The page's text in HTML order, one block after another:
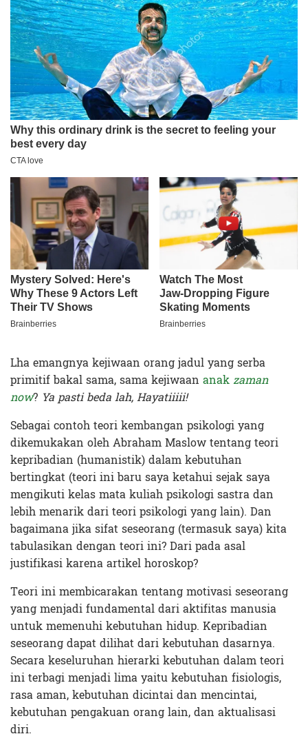
Lha emangnya kejiwaan orang jadul yang serba
primitif bakal sama, sama kejiwaan anakzaman
now? Ya pasti beda lah, Hayatiiiii!
Sebagai contoh teori kembangan psikologi yang
dikemukakan oleh Abraham Maslow tentang teori
kepribadian (humanistik) dalam kebutuhan
bertingkat (teori ini baru saya ketahui sejak saya
mengikuti kelas mata kuliah psikologi sastra dan
lebih menarik dari teori psikologi yang lain). Dan
bagaimana jika sifat seseorang (termasuk saya) kita
tabulasikan dengan teori ini? Dari pada asal
justifikasi karena artikel horoskop?
Teori ini membicarakan tentang motivasi seseorang
yang menjadi fundamental dari aktifitas manusia
untuk memenuhi kebutuhan hidup. Kepribadian
seseorang dapat dilihat dari kebutuhan dasarnya.
Secara keseluruhan hierarki kebutuhan dalam teori
ini terbagi menjadi lima yaitu kebutuhan fisiologis,
rasa aman, kebutuhan dicintai dan mencintai,
kebutuhan pengakuan orang lain, dan aktualisasi
diri.